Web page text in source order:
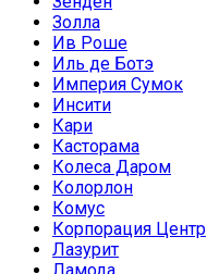
Золла
Ив Роше
Иль де Ботэ
Империя Сумок
Инсити
Кари
Касторама
Колеса Даром
Колорлон
Комус
Корпорация Центр
Лазурит
Ламода